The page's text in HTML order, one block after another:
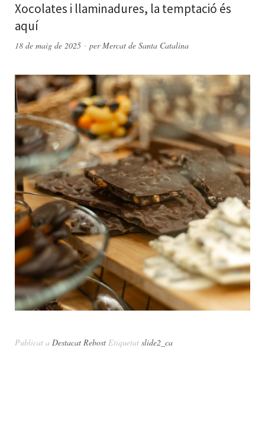
Xocolates i llaminadures, la temptació és
aquí
18 de maig de 2025 perMercat de Santa Catalina
Publicat a Destacat Rebost Etiquetat slide2_ca